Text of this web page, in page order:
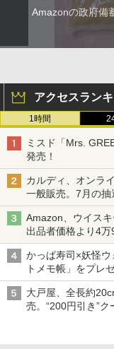
Amazonの政府備
アクセスラン
1時間
ミスド「Mrs.
発売！
カルディ、オンラ
一般販売。7月の
Amazon、ウイスキ
出品者価格より4
かっぱ寿司×妖怪
トメモ帳」をプレ
大戸屋、全長約
売。“200円引き”